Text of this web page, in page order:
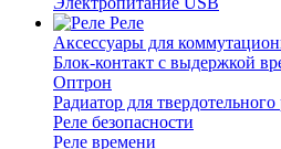
Реле
Аксессуары для
Блок-контакт с выдержкой
Оптрон
Радиатор для твердотельного
Реле безопасности
Реле времени